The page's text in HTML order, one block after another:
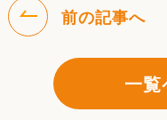
前の記事へ
一